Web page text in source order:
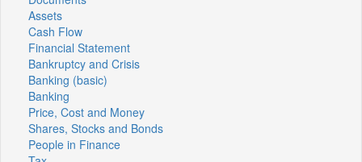
Assets
Cash Flow
Financial Statement
Bankruptcy and Crisis
Banking (basic)
Banking
Price, Cost and Money
Shares, Stocks and Bonds
People in Finance